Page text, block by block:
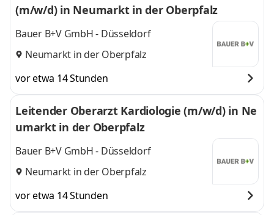
Schweinfurt,
Schweinfurt, Kempten
(m/w/d) in Neumarkt in der Oberpfalz
Bauer B+V GmbH - Düsseldorf
Neumarkt in der Oberpfalz
vor etwa 14 Stunden
Leitender Oberarzt Kardiologie (m/w/d) in Ne
umarkt in der Oberpfalz
Bauer B+V GmbH - Düsseldorf
Neumarkt in der Oberpfalz
vor etwa 14 Stunden